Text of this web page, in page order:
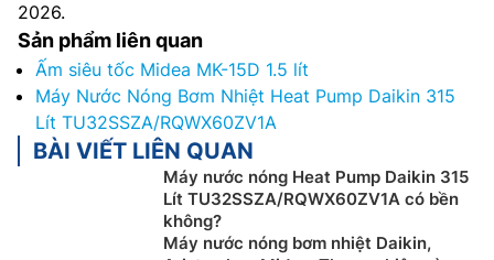
2026.
Sản phẩm liên quan
Ấm siêu tốc Midea MK-15D 1.5 lít
Máy Nước Nóng Bơm Nhiệt Heat Pump Daikin 315
Lít TU32SSZA/RQWX60ZV1A
BÀI VIẾT LIÊN QUAN
Máy nước nóng Heat Pump Daikin 315
Lít TU32SSZA/RQWX60ZV1A có bền
không?
Máy nước nóng bơm nhiệt Daikin,